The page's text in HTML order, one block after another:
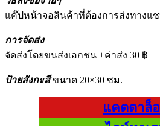
แค๊ปหน้าจอสินค้าที่ต้องการส่งทางแช
การจัดส่ง
จัดส่งโดยขนส่งเอกชน +ค่าส่ง 30 ฿
ป้ายสังกะสีขนาด 20×30 ซม.
แคตตาล็